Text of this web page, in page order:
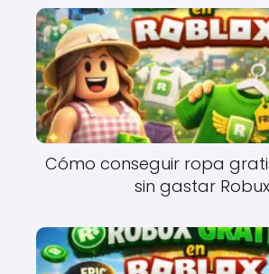
Cómo conseguir ropa
sin gastar Robux